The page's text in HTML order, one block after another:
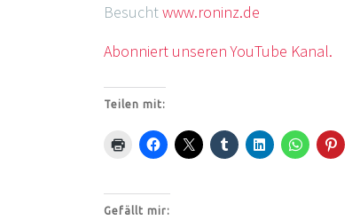
Besuchtwww.roninz.de
Abonniert unseren YouTube Kanal.
Teilen mit:
Gefällt mir: